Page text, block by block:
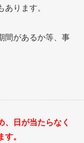
ります。
間があるか等、事
、日が当たらなく
。